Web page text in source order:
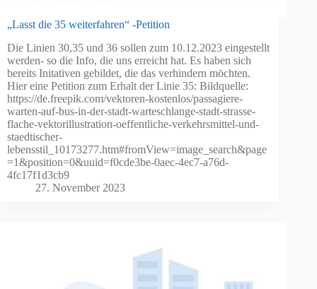
„Lasst die 35 weiterfahren“ -Petition
Die Linien 30,35 und 36 sollen zum 10.12.2023 eingestellt
werden- so die Info, die uns erreicht hat. Es haben sich
bereits Initativen gebildet, die das verhindern möchten.
Hier eine Petition zum Erhalt der Linie 35: Bildquelle:
https://de.freepik.com/vektoren-kostenlos/passagiere-
warten-auf-bus-in-der-stadt-warteschlange-stadt-strasse-
flache-vektorillustration-oeffentliche-verkehrsmittel-und-
staedtischer-
lebensstil_10173277.htm#fromView=image_search&page
=1&position=0&uuid=f0cde3be-0aec-4ec7-a76d-
4fc17f1d3cb9
27. November 2023